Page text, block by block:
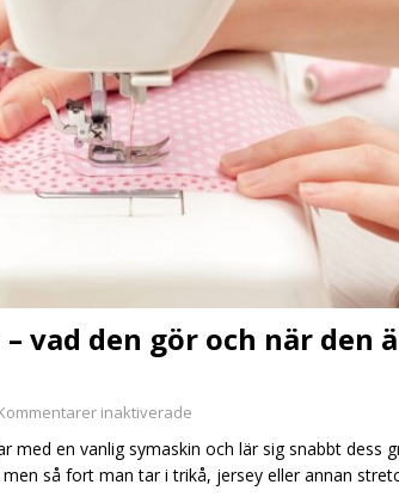
vad den gör och när den
inaktiverade
med en vanlig symaskin och lär sig snabbt dess
så fort man tar i trikå, jersey eller annan